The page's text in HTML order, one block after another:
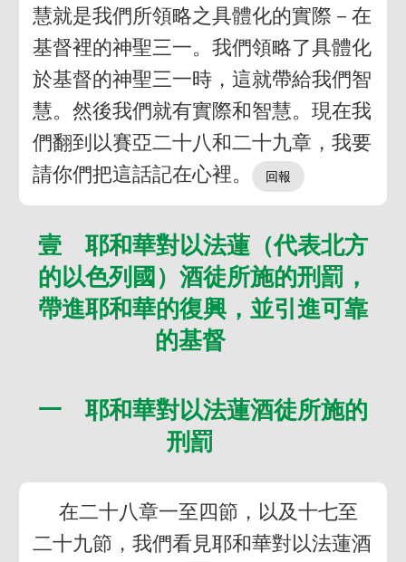
慧就是我們所領略之具體化的實際－在
基督裡的神聖三一。我們領略了具體化
於基督的神聖三一時，這就帶給我們智
慧。然後我們就有實際和智慧。現在我
們翻到以賽亞二十八和二十九章，我要
請你們把這話記在心裡。
壹 耶和華對以法蓮（代表北方
的以色列國）酒徒所施的刑罰，
帶進耶和華的復興，並引進可靠
的基督
一 耶和華對以法蓮酒徒所施的
刑罰
在二十八章一至四節，以及十七至
二十九節，我們看見耶和華對以法蓮酒